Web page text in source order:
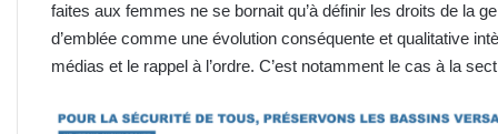
faites aux femmes ne se bornait qu’à définir les droits de la
d’emblée comme une évolution conséquente et qualitative
médias et le rappel à l’ordre. C’est notamment le cas à la